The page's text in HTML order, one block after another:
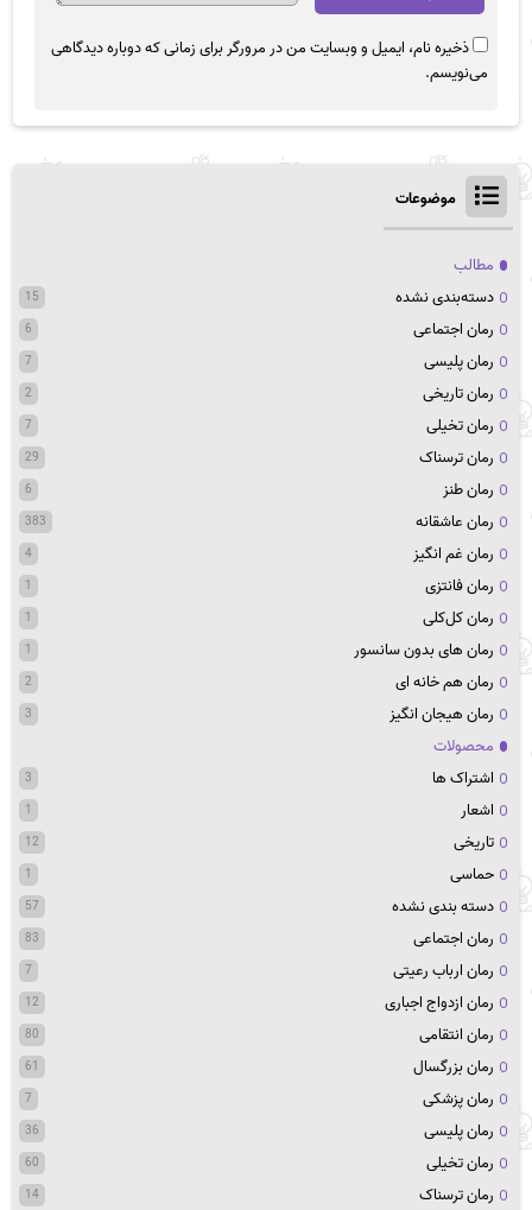
ذخیره نام، ایمیل و وبسایت من در مرورگر برای زمانی که دوباره دیدگاهی
می‌نویسم.
موضوعات
مطالب
دسته‌بندی نشده
15
رمان اجتماعی 6
رمان پلیسی 7
رمان تاریخی 2
رمان تخیلی 7
رمان ترسناک 29
رمان طنز 6
رمان عاشقانه 383
رمان غم انگیز 4
رمان فانتزی 1
رمان کل‌کلی 1
رمان های بدون سانسور 1
رمان هم خانه ای 2
رمان هیجان انگیز 3
محصولات
اشتراک ها
3
اشعار 1
تاریخی 12
حماسی 1
دسته بندی نشده 57
رمان اجتماعی 83
رمان ارباب رعیتی 7
رمان ازدواج اجباری 12
رمان انتقامی 80
رمان بزرگسال 61
رمان پزشکی 7
رمان پلیسی 36
رمان تخیلی 60
رمان ترسناک 14